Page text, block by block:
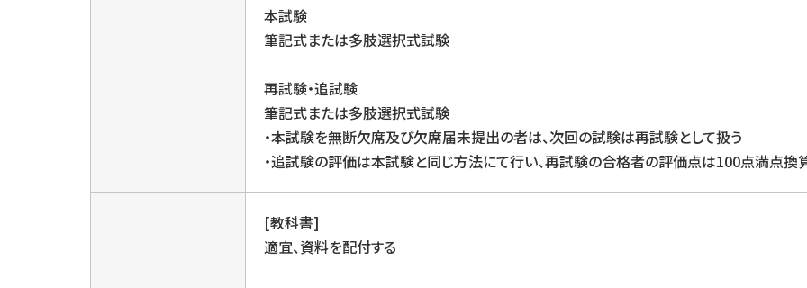
本試験
筆記式または多肢選択式試験
再試験・追試験
筆記式または多肢選択式試験
・本試験を無断欠席及び欠席届未提出の者は、次回の試験は再試験として扱う
・追試験の評価は本試験と同じ方法にて行い、再試験の合格者の評価点は100点満点換
[教科書]
適宜、資料を配付する